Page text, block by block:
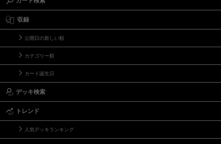
収録
公開日の新しい順
カテゴリー順
カード誕生日
デッキ検索
トレンド
人気デッキランキング